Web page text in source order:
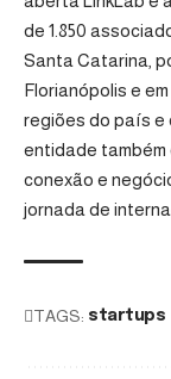
de 1.850
Santa Catarina,
Florianópolis e
regiões do país e
entidade
conexão e
jornada de
TAGS: startups